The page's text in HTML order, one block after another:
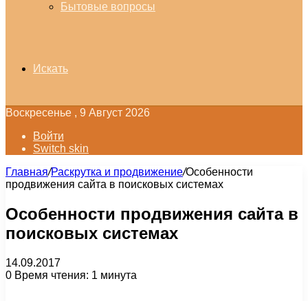
Бытовые вопросы
Искать
Воскресенье , 9 Август 2026
Войти
Switch skin
Главная/Раскрутка и продвижение/Особенности
продвижения сайта в поисковых системах
Особенности продвижения сайта в
поисковых системах
14.09.2017
0 Время чтения: 1 минута